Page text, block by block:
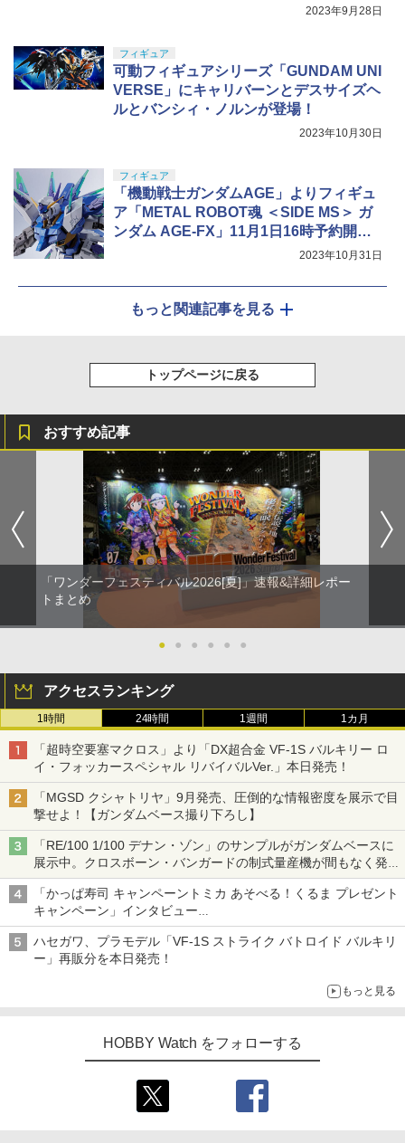
2023年9月28日
フィギュア
可動フィギュアシリーズ「GUNDAM UNI
VERSE」にキャリバーンとデスサイズヘ
ルとバンシィ・ノルンが登場！
2023年10月30日
フィギュア
「機動戦士ガンダムAGE」よりフィギュ
ア「METAL ROBOT魂 ＜SIDE MS＞ ガ
ンダム AGE-FX」11月1日16時予約開
2023年10月31日
もっと関連記事を見る
トップページに戻る
おすすめ記事
「ワンダーフェスティバル2026[夏]」速報&詳細レポー
トまとめ
● ● ● ● ● ●
アクセスランキング
1時間 24時間 1週間 1カ月
「超時空要塞マクロス」より「DX超合金 VF-1S バルキリー ロ
イ・フォッカースペシャル リバイバルVer.」本日発売！
「MGSD クシャトリヤ」9月発売、圧倒的な情報密度を展示で目
撃せよ！【ガンダムベース撮り下ろし】
「RE/100 1/100 デナン・ゾン」のサンプルがガンダムベースに
展示中。クロスボーン・バンガードの制式量産機が間もなく発送
【ガンダムベース撮り下ろし】
「かっぱ寿司 キャンペーントミカ あそべる！くるま プレゼント
キャンペーン」インタビュー
子どもが楽しめるかっぱ寿司ならではの体験とコラボの楽しさを
追求
ハセガワ、プラモデル「VF-1S ストライク バトロイド バルキリ
ー」再販分を本日発売！
もっと見る
HOBBY Watch をフォローする